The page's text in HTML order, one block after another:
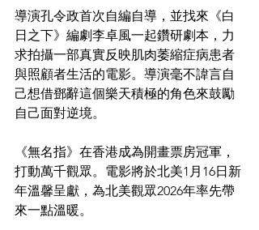
導演孔令政首次自編自導，並找來《白
日之下》編劇李卓風一起鑽研劇本，力
求拍攝一部真實反映肌肉萎縮症病患者
與照顧者生活的電影。導演毫不諱言自
己想借鄧辭這個樂天積極的角色來鼓勵
自己面對逆境。
《無名指》在香港成為開畫票房冠軍，
打動萬千觀眾。電影將於北美1月16日新
年溫馨呈獻，為北美觀眾2026年率先帶
來一點溫暖。